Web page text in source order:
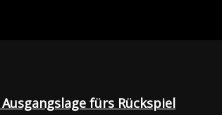
Ausgangslage fürs Rückspiel